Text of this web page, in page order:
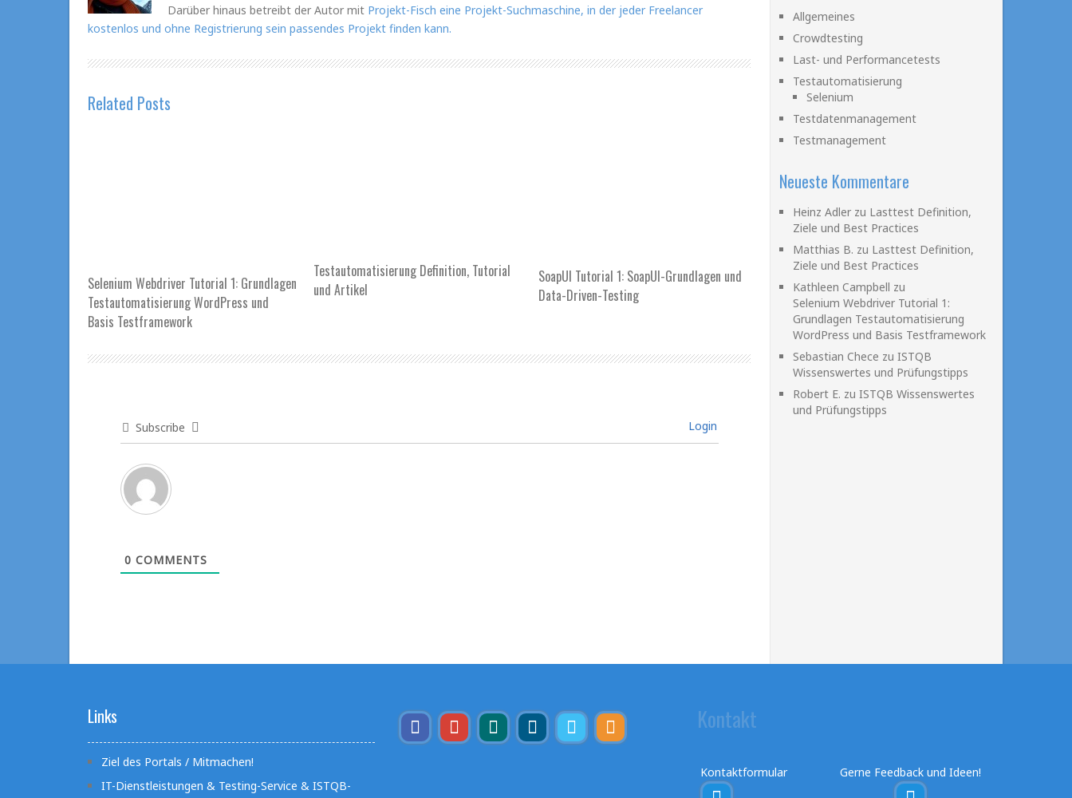
Darüber hinaus betreibt der Autor mit Projekt-Fisch eine Projekt-Suchmaschine, in der jeder Freelancer
kostenlos und ohne Registrierung sein passendes Projekt finden kann.
Related Posts
Selenium Webdriver Tutorial 1: Grundlagen
Testautomatisierung WordPress und
Basis Testframework
Testautomatisierung Definition, Tutorial
und Artikel
SoapUI Tutorial 1: SoapUI-Grundlagen und
Data-Driven-Testing
Subscribe Login
0 COMMENTS
Allgemeines
Crowdtesting
Last- und Performancetests
Testautomatisierung
Selenium
Testdatenmanagement
Testmanagement
Neueste Kommentare
Heinz Adler zu Lasttest Definition,
Ziele und Best Practices
Matthias B. zu Lasttest Definition,
Ziele und Best Practices
Kathleen Campbell zu
Selenium Webdriver Tutorial 1:
Grundlagen Testautomatisierung
WordPress und Basis Testframework
Sebastian Chece zuISTQB
Wissenswertes und Prüfungstipps
Robert E. zuISTQB Wissenswertes
und Prüfungstipps
Links
Ziel des Portals / Mitmachen!
IT-Dienstleistungen & Testing-Service & ISTQB-
Kontakt
Kontaktformular Gerne Feedback und Ideen!